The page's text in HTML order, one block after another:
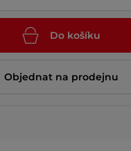
Do košíku
Objednat na prodejnu